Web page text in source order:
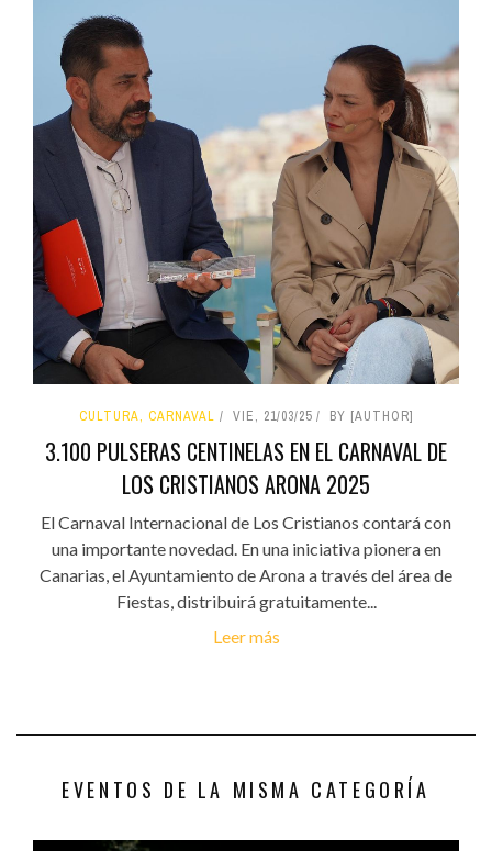
CULTURA, CARNAVAL VIE, 21/03/25 BY [AUTHOR]
3.100 PULSERAS CENTINELAS EN EL CARNAVAL DE
LOS CRISTIANOS ARONA 2025
El Carnaval Internacional de Los Cristianos contará con
una importante novedad. En una iniciativa pionera en
Canarias, el Ayuntamiento de Arona a través del área de
Fiestas, distribuirá gratuitamente...
Leer más
EVENTOS DE LA MISMA CATEGORÍA